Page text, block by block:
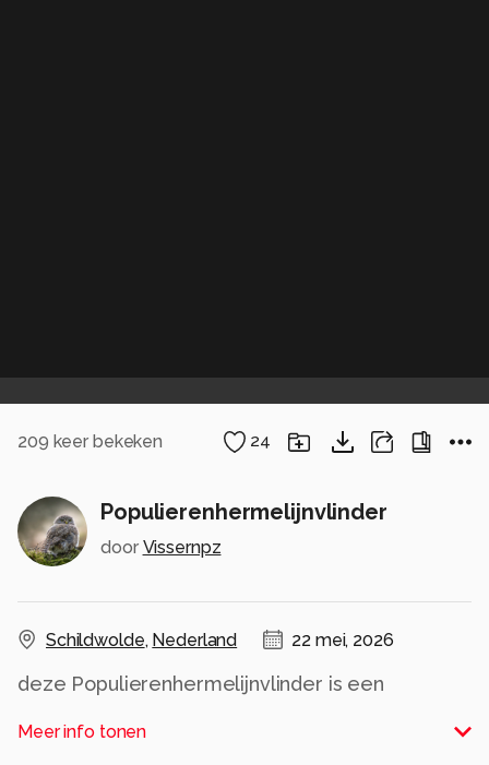
209 keer bekeken 24
Populierenhermelijnvlinder
door Vissernpz
Schildwolde, Nederland 22 mei, 2026
deze Populierenhermelijnvlinder is een
tandvlinders.
Meer info tonen